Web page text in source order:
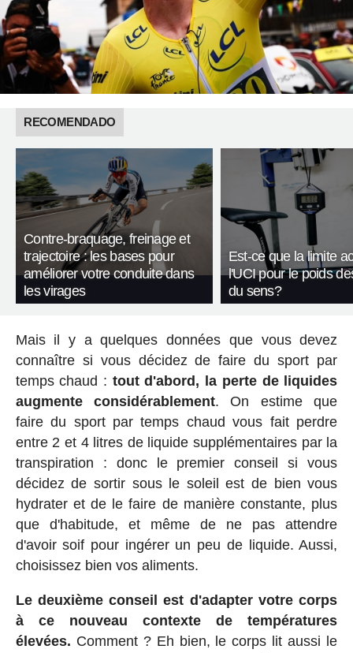
RECOMENDADO
Contre-braquage, freinage et
trajectoire : les bases pour
améliorer votre conduite dans
les virages
Est-ce que la limite
l'UCI pour le poids
du sens?
Mais il y a quelques données que vous devez
connaître si vous décidez de faire du sport par
temps chaud : tout d'abord, la perte de liquides
augmente considérablement. On estime que
faire du sport par temps chaud vous fait perdre
entre 2 et 4 litres de liquide supplémentaires par la
transpiration : donc le premier conseil si vous
décidez de sortir sous le soleil est de bien vous
hydrater et de le faire de manière constante, plus
que d'habitude, et même de ne pas attendre
d'avoir soif pour ingérer un peu de liquide. Aussi,
choisissez bien vos aliments.
Le deuxième conseil est d'adapter votre corps
à ce nouveau contexte de températures
élevées. Comment ? Eh bien, le corps lit aussi le